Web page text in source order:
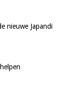
nieuwe Japandi